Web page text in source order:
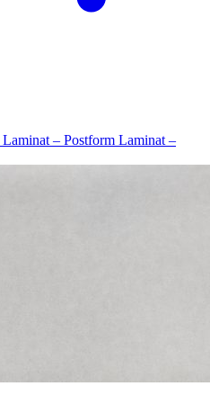
Laminat – Postform Laminat –